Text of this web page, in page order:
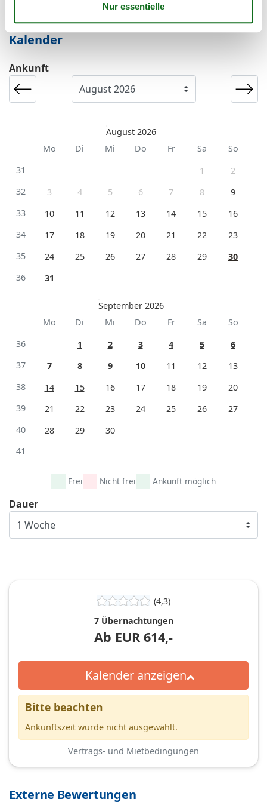
Kurzurlaub zu machen.
Kalender
Ankunft
August 2026
Mo
Di Mi Do Fr Sa
So
31
1
2
32
3 4 5 6 7 8
9
33
10 11 12 13 14 15
16
34
17 18 19 20 21 22
23
35
24 25 26 27 28 29
30
36
31
September 2026
Mo
Di Mi Do Fr Sa
So
36
1 2 3 4 5
6
37
7 8 9 10 11 12
13
38
14 15 16 17 18 19
20
39
21 22 23 24 25 26
27
40
28 29
30
41
Frei Nicht frei Ankunft möglich
Dauer
(4,3)
7 Übernachtungen
Ab EUR 614,-
Kalender anzeigen
Bitte beachten
Ankunftszeit wurde nicht ausgewählt.
Vertrags- und Mietbedingungen
Externe Bewertungen